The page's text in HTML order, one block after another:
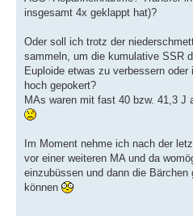
insgesamt 4x geklappt hat)?
Oder soll ich trotz der
sammeln, um die kumulative SSR
Euploide etwas zu verbessern
hoch gepokert?
MAs waren mit fast 40 bzw. 41,3 J
Im Moment nehme ich nach der
vor einer weiteren MA und da
einzubüssen und dann die
können